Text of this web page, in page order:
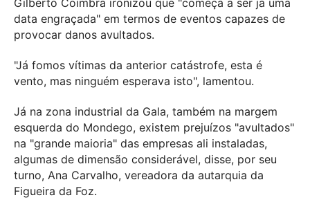
Gilberto Coimbra ironizou que "começa a ser já uma
data engraçada" em termos de eventos capazes de
provocar danos avultados.
"Já fomos vítimas da anterior catástrofe, esta é
vento, mas ninguém esperava isto", lamentou.
Já na zona industrial da Gala, também na margem
esquerda do Mondego, existem prejuízos "avultados"
na "grande maioria" das empresas ali instaladas,
algumas de dimensão considerável, disse, por seu
turno, Ana Carvalho, vereadora da autarquia da
Figueira da Foz.